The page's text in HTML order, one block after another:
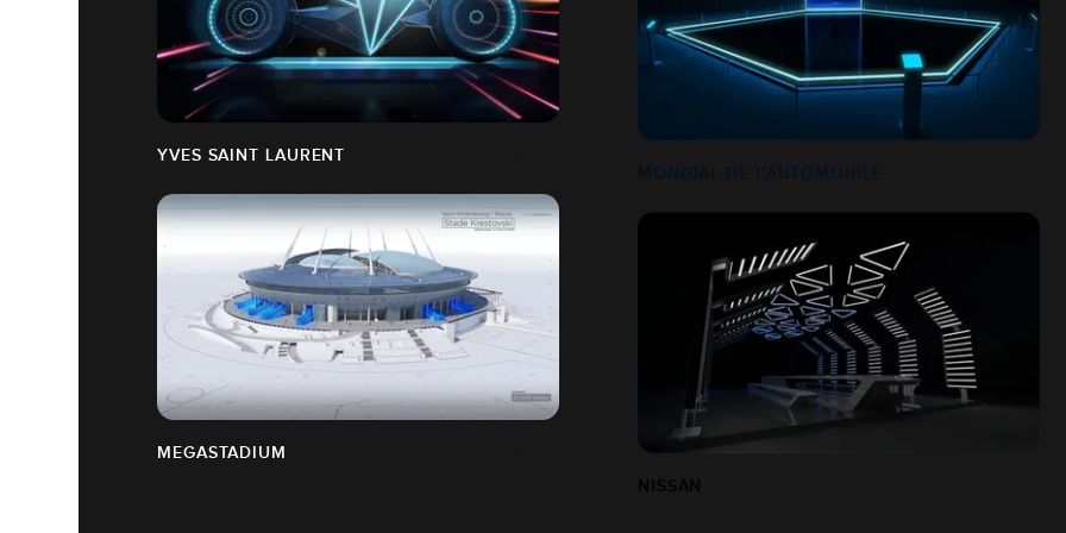
YVES SAINT LAURENT
MONDIAL DE L'AUTOMOBILE
MEGASTADIUM
NISSAN